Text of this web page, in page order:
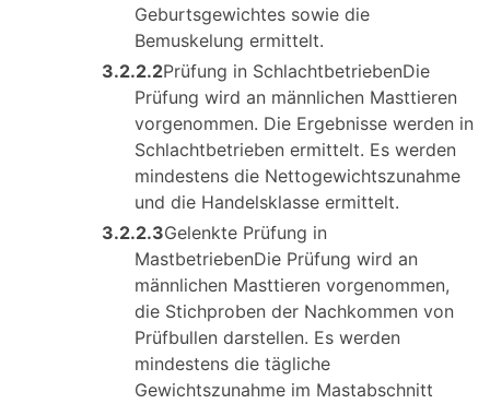
Geburtsgewichtes sowie die
Bemuskelung ermittelt.
3.2.2.2Prüfung in SchlachtbetriebenDie
Prüfung wird an männlichen Masttieren
vorgenommen. Die Ergebnisse werden in
Schlachtbetrieben ermittelt. Es werden
mindestens die Nettogewichtszunahme
und die Handelsklasse ermittelt.
3.2.2.3Gelenkte Prüfung in
MastbetriebenDie Prüfung wird an
männlichen Masttieren vorgenommen,
die Stichproben der Nachkommen von
Prüfbullen darstellen. Es werden
mindestens die tägliche
Gewichtszunahme im Mastabschnitt